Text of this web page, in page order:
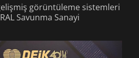
görüntüleme sistemleri
Savunma Sanayi